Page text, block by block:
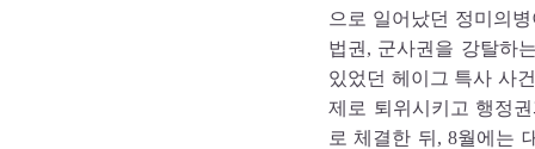
으로 일어났던 정미의
법권, 군사권을 강탈하
있었던 헤이그 특사 사
제로 퇴위시키고 행정
로 체결한 뒤, 8월에는